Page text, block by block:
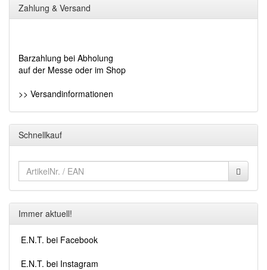
Zahlung & Versand
Barzahlung bei Abholung
auf der Messe oder im Shop
>> Versandinformationen
Schnellkauf
Immer aktuell!
E.N.T. bei Facebook
E.N.T. bei Instagram